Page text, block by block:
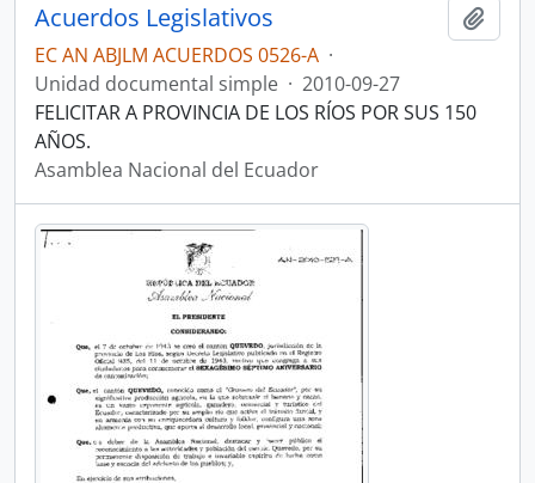
Acuerdos Legislativos
EC AN ABJLM ACUERDOS 0526-A ·
Unidad documental simple · 2010-09-27
FELICITAR A PROVINCIA DE LOS RÍOS POR SUS 150
AÑOS.
Asamblea Nacional del Ecuador